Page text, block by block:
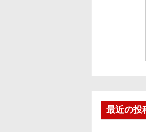
最近の投